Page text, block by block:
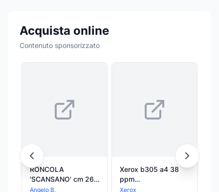
Acquista online
Contenuto sponsorizzato
RONCOLA
'SCANSANO' cm 26 -
ANGELOB
Angelo B.
Xerox b305 a4 38
ppm
copia/stampa/scansione
Xerox